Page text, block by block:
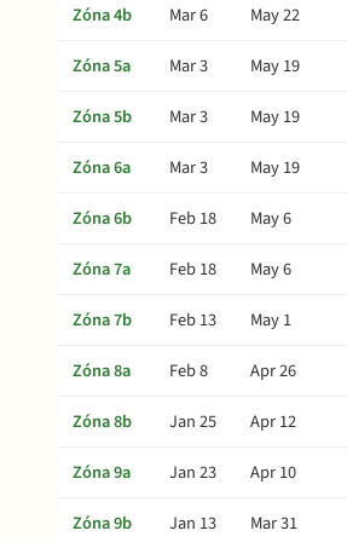
Zóna 4b Mar 6 May 22
Zóna 5a
Mar 3 May 19
Zóna 5b
Mar 3 May 19
Zóna 6a
Mar 3 May 19
Zóna 6b
Feb 18 May 6
Zóna 7a
Feb 18 May 6
Zóna 7b
Feb 13 May 1
Zóna 8a
Feb 8 Apr 26
Zóna 8b
Jan 25 Apr 12
Zóna 9a
Jan 23 Apr 10
Zóna 9b
Jan 13 Mar 31